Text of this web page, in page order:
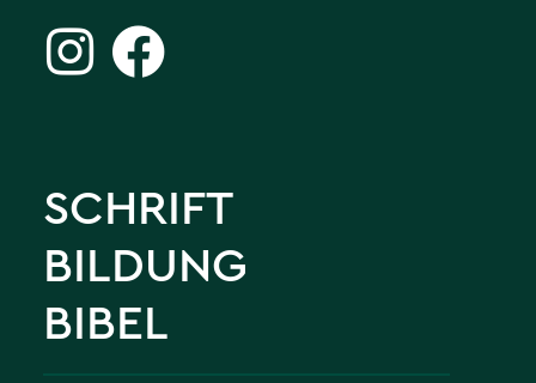
SCHRIFT
BILDUNG
BIBEL